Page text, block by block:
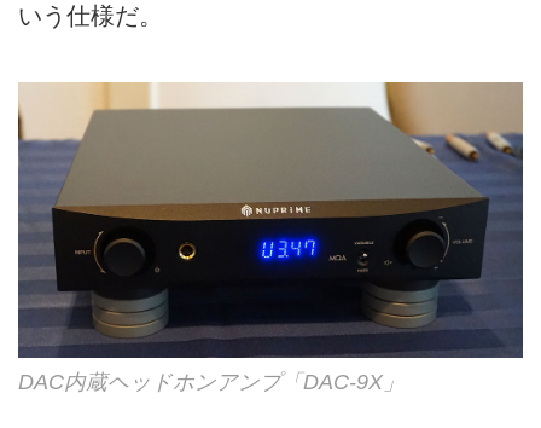
いう仕様だ。
DAC内蔵ヘッドホンアンプ「DAC-9X」